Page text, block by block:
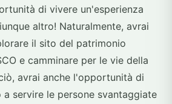
di vivere un'esperienza
altro! Naturalmente, avrai
il sito del patrimonio
e camminare per le vie della
avrai anche l'opportunità di
servire le persone svantaggiate